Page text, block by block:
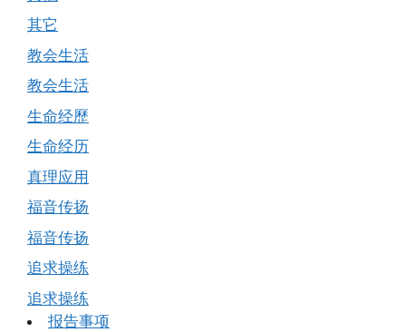
其它
教会生活
教会生活
生命经歷
生命经历
真理应用
福音传扬
福音传扬
追求操练
追求操练
报告事项